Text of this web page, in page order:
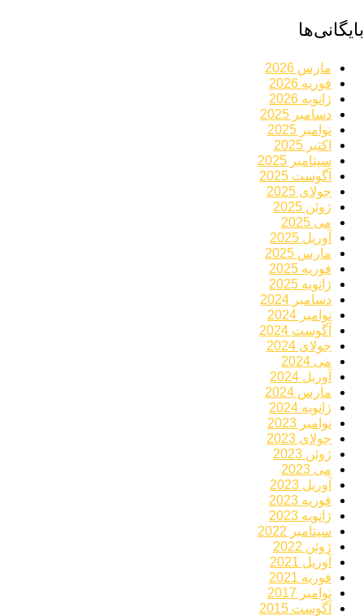
بایگانی‌ها
مارس 2026
فوریه 2026
ژانویه 2026
دسامبر 2025
نوامبر 2025
اکتبر 2025
سپتامبر 2025
آگوست 2025
جولای 2025
ژوئن 2025
می 2025
آوریل 2025
مارس 2025
فوریه 2025
ژانویه 2025
دسامبر 2024
نوامبر 2024
آگوست 2024
جولای 2024
می 2024
آوریل 2024
مارس 2024
ژانویه 2024
نوامبر 2023
جولای 2023
ژوئن 2023
می 2023
آوریل 2023
فوریه 2023
ژانویه 2023
سپتامبر 2022
ژوئن 2022
آوریل 2021
فوریه 2021
نوامبر 2017
آگوست 2015